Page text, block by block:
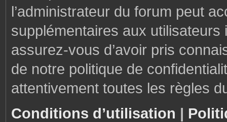
l’administrateur du forum peut
supplémentaires aux
assurez-vous d’avoir pris
de notre politique de
attentivement toutes les règles
Conditions d’utilisation |